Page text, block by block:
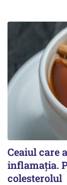
Ceaiul care
inflamația.
colesterolul